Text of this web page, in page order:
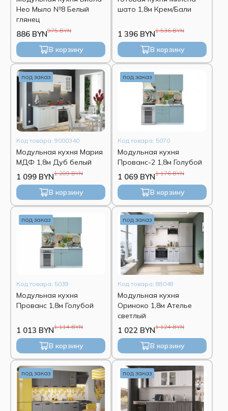
Нео Мыло №8 Белый
глянец
975 BYN
886 BYN
В корзину
шато 1,8м Крем/Бали
1 536 BYN
1 396 BYN
В корзину
под заказ
Код товара: 9000340
Модульная кухня Мария
МДФ 1,8м Дуб белый
1 209 BYN
1 099 BYN
В корзину
под заказ
Код товара: 5070
Модульная кухня
Прованс-2 1,8м Голубой
1 176 BYN
1 069 BYN
В корзину
под заказ
Код товара: 5039
Модульная кухня
Прованс 1,8м Голубой
1 114 BYN
1 013 BYN
В корзину
под заказ
Код товара: 88048
Модульная кухня
Ориноко 1,8м Ателье
светлый
1 124 BYN
1 022 BYN
В корзину
под заказ под заказ